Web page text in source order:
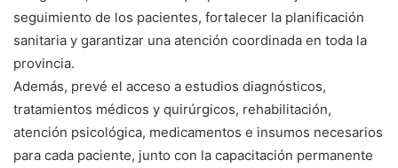
seguimiento de los pacientes, fortalecer la planificación
sanitaria y garantizar una atención coordinada en toda la
provincia.
Además, prevé el acceso a estudios diagnósticos,
tratamientos médicos y quirúrgicos, rehabilitación,
atención psicológica, medicamentos e insumos necesarios
para cada paciente, junto con la capacitación permanente